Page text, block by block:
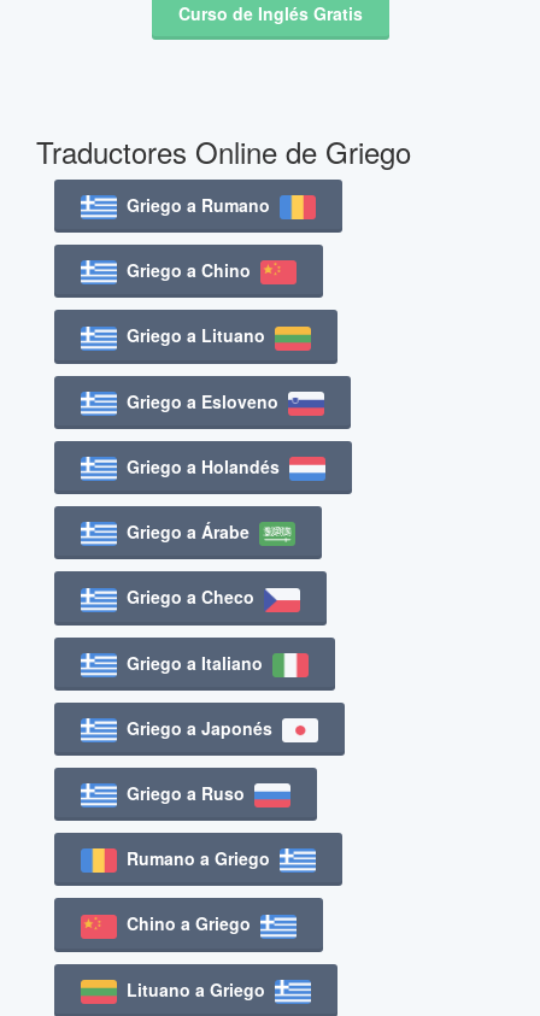
Curso de Inglés Gratis
Traductores Online de Griego
Griego a Rumano
Griego a Chino
Griego a Lituano
Griego a Esloveno
Griego a Holandés
Griego a Árabe
Griego a Checo
Griego a Italiano
Griego a Japonés
Griego a Ruso
Rumano a Griego
Chino a Griego
Lituano a Griego